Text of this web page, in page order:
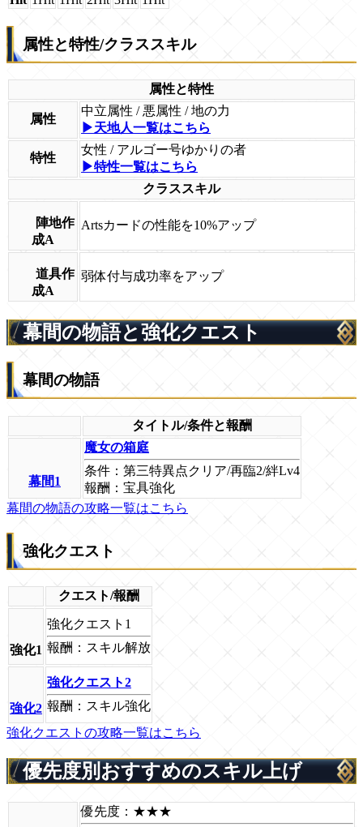
属性と特性/クラススキル
属性と特性
属性
中立属性 / 悪属性 / 地の力
▶天地人一覧はこちら
特性
女性 / アルゴー号ゆかりの者
▶特性一覧はこちら
クラススキル
陣地作
成A
Artsカードの性能を10%アップ
道具作
成A
弱体付与成功率をアップ
幕間の物語と強化クエスト
幕間の物語
タイトル/条件と報酬
幕間1
魔女の箱庭
条件：第三特異点クリア/再臨2/絆Lv4
報酬：宝具強化
幕間の物語の攻略一覧はこちら
強化クエスト
クエスト/報酬
強化1
強化クエスト1
報酬：スキル解放
強化2
強化クエスト2
報酬：スキル強化
強化クエストの攻略一覧はこちら
優先度別おすすめのスキル上げ
優先度：★★★